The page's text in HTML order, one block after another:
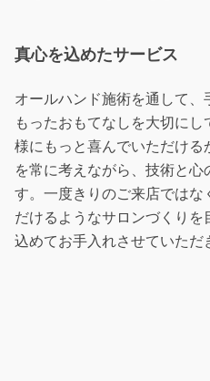
真心を込めたサービス
オールハンド施術を通して、
もったおもてなしを大切に
様にもっと喜んでいただける
を常に考えながら、技術と心
す。一度きりのご来店ではな
だけるようなサロンづくり
込めてお手入れさせていただ